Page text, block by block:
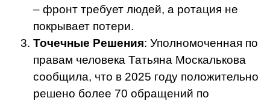
– фронт требует людей, а ротация не
покрывает потери.
Точечные Решения: Уполномоченная по
правам человека Татьяна Москалькова
сообщила, что в 2025 году положительно
решено более 70 обращений по